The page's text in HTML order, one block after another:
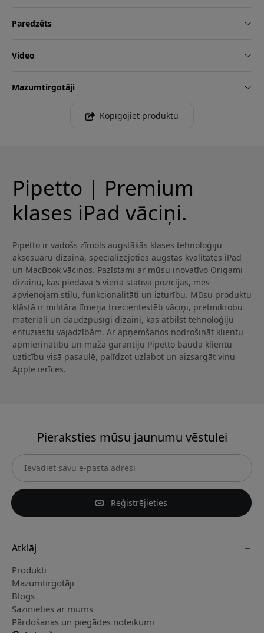
Paredzēts
Video
Mazumtirgotāji
Kopīgojiet produktu
Pipetto | Premium
klases iPad vāciņi.
Pipetto ir vadošs zīmols augstākās klases tehnoloģiju
aksesuāru dizainā, specializējoties augstas kvalitātes iPad
un MacBook vāciņos. Pazīstami ar mūsu inovatīvo Origami
dizainu, kas piedāvā 5 vienā statīva pozīcijas, mēs
apvienojam stilu, funkcionalitāti un izturību. Mūsu produktu
klāstā ir militāra līmeņa triecientestēti vāciņi, pretmikrobu
materiāli un daudzpusīgi dizaini, kas atbilst tehnoloģiju
entuziastu vajadzībām. Ar apņemšanos nodrošināt klientu
apmierinātību un mūža garantiju Pipetto bauda klientu
uzticību visā pasaulē, palīdzot uzlabot un aizsargāt viņu
Apple ierīces.
Pieraksties mūsu jaunumu vēstulei
Reģistrējieties
Atklāj
Produkti
Mazumtirgotāji
Blogs
Sazinieties ar mums
Pārdošanas un piegādes noteikumi